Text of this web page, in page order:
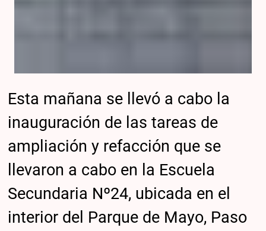
Esta mañana se llevó a cabo la
inauguración de las tareas de
ampliación y refacción que se
llevaron a cabo en la Escuela
Secundaria Nº24, ubicada en el
interior del Parque de Mayo, Paso